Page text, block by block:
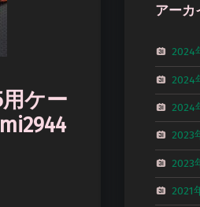
用ケー
アーカ
2024
2024
2024
2023
2023
2021